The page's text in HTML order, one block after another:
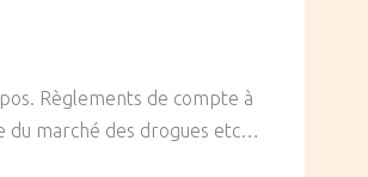
Règlements de compte à
du marché des drogues etc…